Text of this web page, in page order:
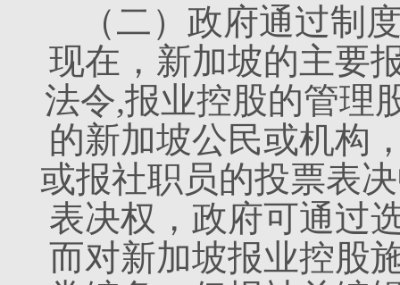
（二）政府通过制
现在，新加坡的主要
法令,报业控股的管理
的新加坡公民或机构
或报社职员的投票表
表决权，政府可通过
而对新加坡报业控股